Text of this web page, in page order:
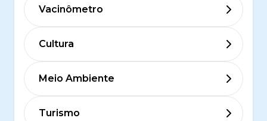
Vacinômetro
Cultura
Meio Ambiente
Turismo